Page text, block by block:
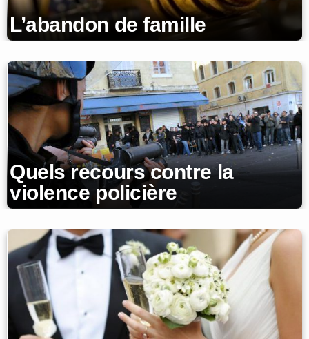
L’abandon de famille
Quels recours contre la
violence policière